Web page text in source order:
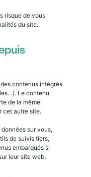
risque de vous
du site.
contenus intégrés
Le contenu
de la même
cet autre site.
sur vous,
de suivis tiers,
embarqués si
leur site web.